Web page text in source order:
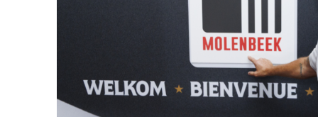
sorti du piège tendu par le PAOK
(0-1) au 3e tour qualificatif aller